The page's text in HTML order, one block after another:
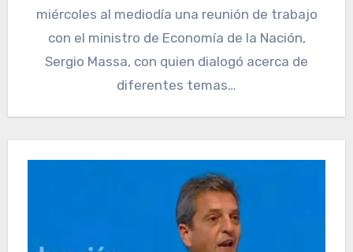
miércoles al mediodía una reunión de trabajo
con el ministro de Economía de la Nación,
Sergio Massa, con quien dialogó acerca de
diferentes temas…